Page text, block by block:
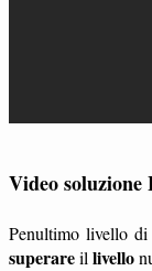
Video soluzione
Penultimo livello di
superareil livello